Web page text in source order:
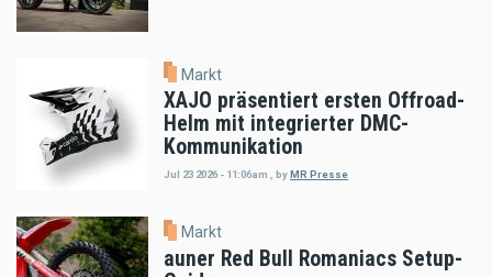
Markt
XAJO präsentiert ersten Offroad-
Helm mit integrierter DMC-
Kommunikation
Jul 23 2026 - 11:06am byMR Presse
Markt
auner Red Bull Romaniacs Setup-